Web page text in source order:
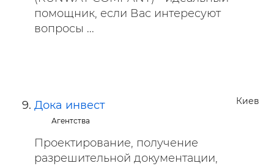
помощник, если Вас интересуют
вопросы ...
Киев
Дока инвест
Агентства
Проектирование, получение
разрешительной документации,